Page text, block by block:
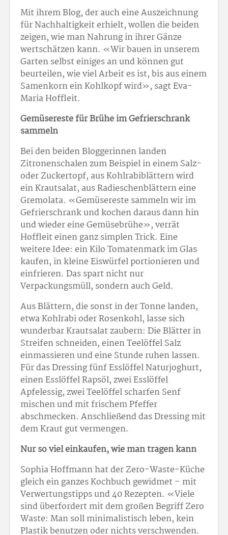
Mit ihrem Blog, der auch eine Auszeichnung
für Nachhaltigkeit erhielt, wollen die beiden
zeigen, wie man Nahrung in ihrer Gänze
wertschätzen kann. «Wir bauen in unserem
Garten selbst einiges an und können gut
beurteilen, wie viel Arbeit es ist, bis aus einem
Samenkorn ein Kohlkopf wird», sagt Eva-
Maria Hoffleit.
Gemüsereste für Brühe im Gefrierschrank
sammeln
Bei den beiden Bloggerinnen landen
Zitronenschalen zum Beispiel in einem Salz-
oder Zuckertopf, aus Kohlrabiblättern wird
ein Krautsalat, aus Radieschenblättern eine
Gremolata. «Gemüsereste sammeln wir im
Gefrierschrank und kochen daraus dann hin
und wieder eine Gemüsebrühe», verrät
Hoffleit einen ganz simplen Trick. Eine
weitere Idee: ein Kilo Tomatenmark im Glas
kaufen, in kleine Eiswürfel portionieren und
einfrieren. Das spart nicht nur
Verpackungsmüll, sondern auch Geld.
Aus Blättern, die sonst in der Tonne landen,
etwa Kohlrabi oder Rosenkohl, lasse sich
wunderbar Krautsalat zaubern: Die Blätter in
Streifen schneiden, einen Teelöffel Salz
einmassieren und eine Stunde ruhen lassen.
Für das Dressing fünf Esslöffel Naturjoghurt,
einen Esslöffel Rapsöl, zwei Esslöffel
Apfelessig, zwei Teelöffel scharfen Senf
mischen und mit frischem Pfeffer
abschmecken. Anschließend das Dressing mit
dem Kraut gut vermengen.
Nur so viel einkaufen, wie man tragen kann
Sophia Hoffmann hat der Zero-Waste-Küche
gleich ein ganzes Kochbuch gewidmet – mit
Verwertungstipps und 40 Rezepten. «Viele
sind überfordert mit dem großen Begriff Zero
Waste: Man soll minimalistisch leben, kein
Plastik benutzen oder nichts verschwenden.